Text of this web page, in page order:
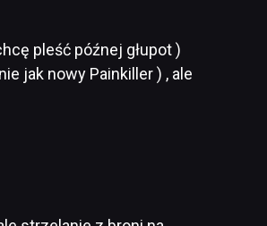
pleść późnej głupot )
jak nowy Painkiller ) , ale